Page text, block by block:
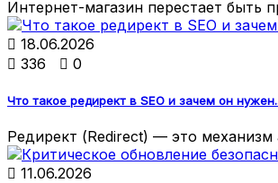
Интернет-магазин перестает быть
 18.06.2026
 336  0
Что такое редирект в SEO и зачем он
Редирект (Redirect) — это механизм
 11.06.2026